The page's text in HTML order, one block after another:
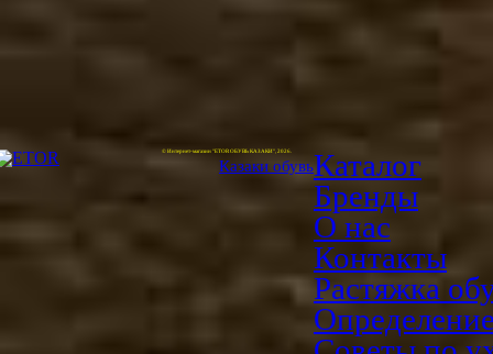
© Интернет-магазин "ETOR ОБУВЬ КАЗАКИ", 2026.
Казаки обувьКаталог
Бренды
О нас
Контакты
Растяжка